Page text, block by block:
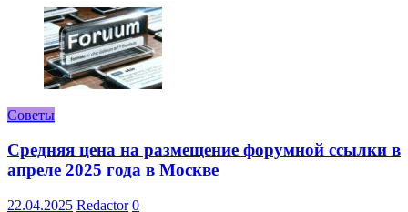
Советы
Средняя цена на размещение форумной ссылки в
апреле 2025 года в Москве
22.04.2025 Redactor 0